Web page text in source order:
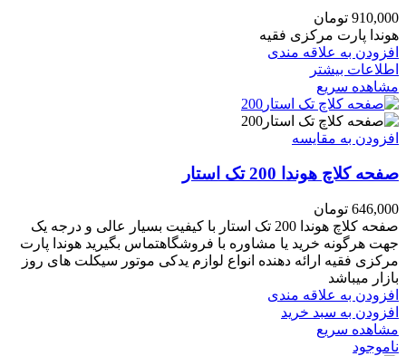
910,000 تومان
هوندا پارت مرکزی فقیه
افزودن به علاقه مندی
اطلاعات بیشتر
مشاهده سریع
افزودن به مقایسه
صفحه کلاچ هوندا 200 تک استار
646,000 تومان
صفحه کلاچ هوندا 200 تک استار با کیفیت بسیار عالی و درجه یک
جهت هرگونه خرید یا مشاوره با فروشگاهتماس بگیرید هوندا پارت
مرکزی فقیه ارائه دهنده انواع لوازم یدکی موتور سیکلت های روز
بازار میباشد
افزودن به علاقه مندی
افزودن به سبد خرید
مشاهده سریع
ناموجود